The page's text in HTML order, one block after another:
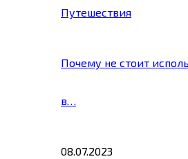
Путешествия
Почему не стоит
в…
08.07.2023